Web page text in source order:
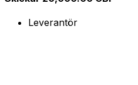
Leverantör